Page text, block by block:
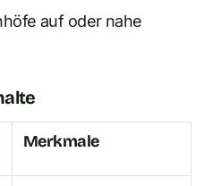
auf oder nahe
Merkmale